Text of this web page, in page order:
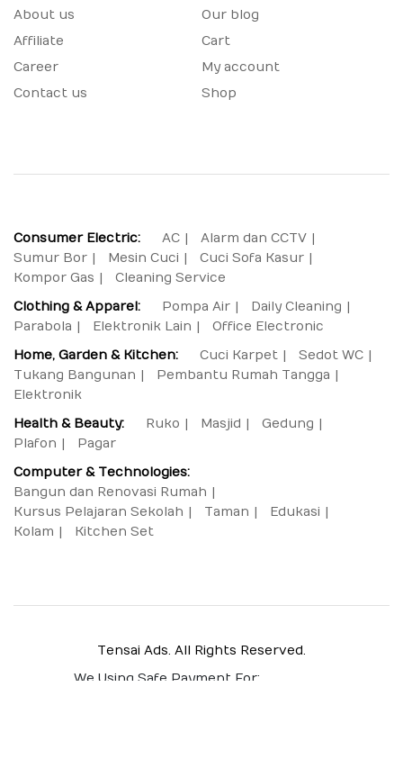
About us
Affiliate
Career
Contact us
Our blog
Cart
My account
Shop
Consumer Electric: AC
Alarm dan CCTV
Sumur Bor
Mesin Cuci
Cuci Sofa Kasur
Kompor Gas
Cleaning Service
Clothing & Apparel:
Pompa Air
Daily Cleaning
Parabola
Elektronik Lain
Office Electronic
Home, Garden & Kitchen:
Cuci Karpet
Sedot WC
Tukang Bangunan
Pembantu Rumah Tangga
Elektronik
Health & Beauty:
Ruko Masjid
Gedung
Plafon
Pagar
Computer & Technologies:
Bangun dan Renovasi Rumah
Kursus Pelajaran Sekolah
Taman
Edukasi
Kolam
Kitchen Set
Tensai Ads. All Rights Reserved.
We Using Safe Payment For: